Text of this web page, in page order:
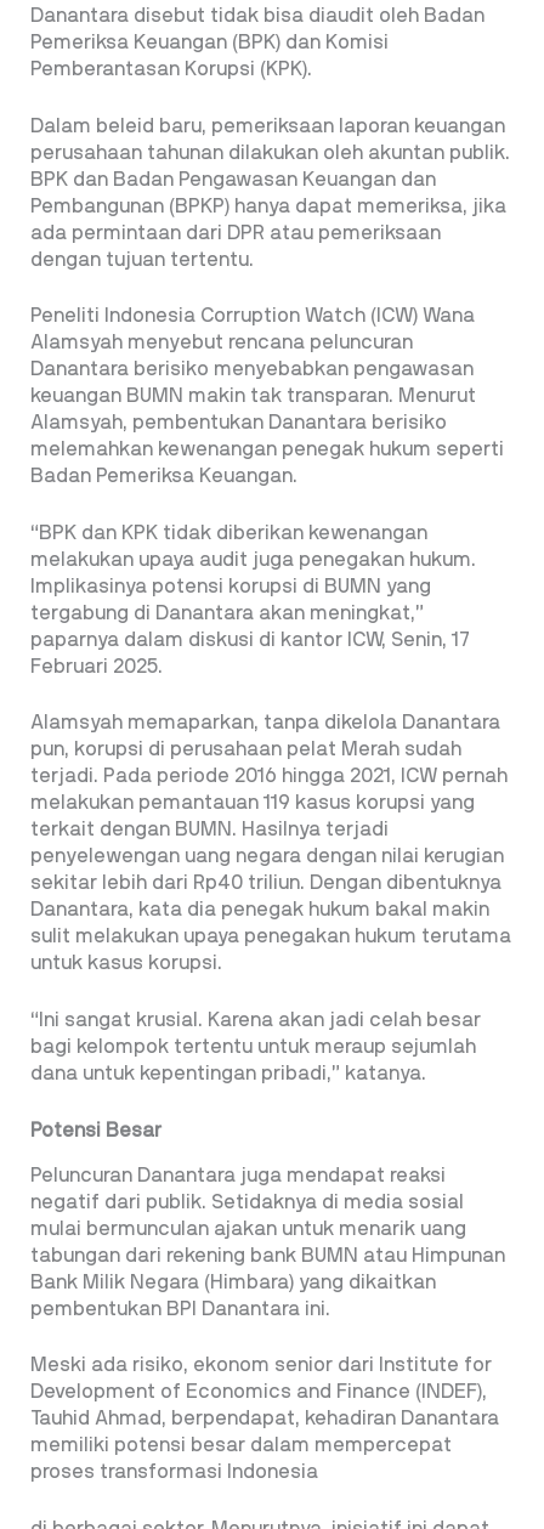
Danantara disebut tidak bisa diaudit oleh Badan
Pemeriksa Keuangan (BPK) dan Komisi
Pemberantasan Korupsi (KPK).
Dalam beleid baru, pemeriksaan laporan keuangan
perusahaan tahunan dilakukan oleh akuntan publik.
BPK dan Badan Pengawasan Keuangan dan
Pembangunan (BPKP) hanya dapat memeriksa, jika
ada permintaan dari DPR atau pemeriksaan
dengan tujuan tertentu.
Peneliti Indonesia Corruption Watch (ICW) Wana
Alamsyah menyebut rencana peluncuran
Danantara berisiko menyebabkan pengawasan
keuangan BUMN makin tak transparan. Menurut
Alamsyah, pembentukan Danantara berisiko
melemahkan kewenangan penegak hukum seperti
Badan Pemeriksa Keuangan.
“BPK dan KPK tidak diberikan kewenangan
melakukan upaya audit juga penegakan hukum.
Implikasinya potensi korupsi di BUMN yang
tergabung di Danantara akan meningkat,”
paparnya dalam diskusi di kantor ICW, Senin, 17
Februari 2025.
Alamsyah memaparkan, tanpa dikelola Danantara
pun, korupsi di perusahaan pelat Merah sudah
terjadi. Pada periode 2016 hingga 2021, ICW pernah
melakukan pemantauan 119 kasus korupsi yang
terkait dengan BUMN. Hasilnya terjadi
penyelewengan uang negara dengan nilai kerugian
sekitar lebih dari Rp40 triliun. Dengan dibentuknya
Danantara, kata dia penegak hukum bakal makin
sulit melakukan upaya penegakan hukum terutama
untuk kasus korupsi.
“Ini sangat krusial. Karena akan jadi celah besar
bagi kelompok tertentu untuk meraup sejumlah
dana untuk kepentingan pribadi,” katanya.
Potensi Besar
Peluncuran Danantara juga mendapat reaksi
negatif dari publik. Setidaknya di media sosial
mulai bermunculan ajakan untuk menarik uang
tabungan dari rekening bank BUMN atau Himpunan
Bank Milik Negara (Himbara) yang dikaitkan
pembentukan BPI Danantara ini.
Meski ada risiko, ekonom senior dari Institute for
Development of Economics and Finance (INDEF),
Tauhid Ahmad, berpendapat, kehadiran Danantara
memiliki potensi besar dalam mempercepat
proses transformasi Indonesia